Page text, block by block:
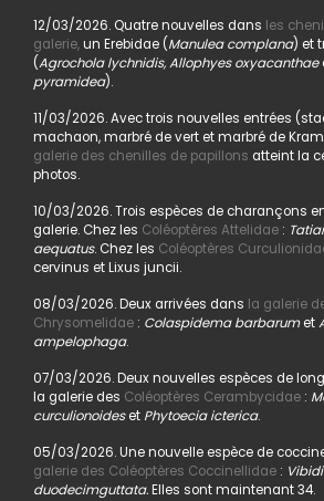
12/03/2026. Quatre nouvelles dans les
galerie,un Erebidae (Manulea complana) et
(Agrochola lychnidis, Allophyes oxyacanthae
pyramidea).
11/03/2026. Avec trois nouvelles entrées
machaon, marbré de vert et marbré de
galerie des chenilles de papillons atteint la
photos.
10/03/2026. Trois espèces de charançons
galerie. Chez les Coléoptères Attelidae:
aequatus. Chez les Coléoptères
cervinus et Lixus juncii.
08/03/2026. Deux arrivées dans la galerie
Chrysomelidae: Colaspidema barbarumet
ampelophaga.
07/03/2026. Deux nouvelles espèces de
la galerie des Coléoptères Cerambycidae:
curculionoideset Phytoecia icterica.
05/03/2026. Une nouvelle espèce de
galerie des Coléoptères Coccinellidae:
duodecimguttata.Elles sont maintenant 34.